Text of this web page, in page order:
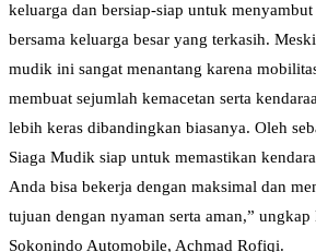
keluarga dan bersiap-siap untuk
bersama keluarga besar yang terkasih.
mudik ini sangat menantang karena
membuat sejumlah kemacetan serta
lebih keras dibandingkan biasanya. Oleh
Siaga Mudik siap untuk memastikan
Anda bisa bekerja dengan maksimal dan
tujuan dengan nyaman serta aman,”
Sokonindo Automobile, Achmad Rofiqi.